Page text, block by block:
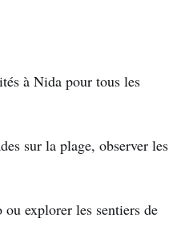
à Nida pour tous les
sur la plage, observer les
explorer les sentiers de